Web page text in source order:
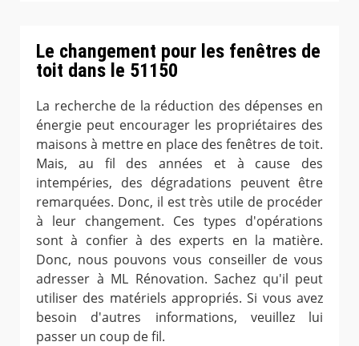
Le changement pour les fenêtres de
toit dans le 51150
La recherche de la réduction des dépenses en
énergie peut encourager les propriétaires des
maisons à mettre en place des fenêtres de toit.
Mais, au fil des années et à cause des
intempéries, des dégradations peuvent être
remarquées. Donc, il est très utile de procéder
à leur changement. Ces types d'opérations
sont à confier à des experts en la matière.
Donc, nous pouvons vous conseiller de vous
adresser à ML Rénovation. Sachez qu'il peut
utiliser des matériels appropriés. Si vous avez
besoin d'autres informations, veuillez lui
passer un coup de fil.